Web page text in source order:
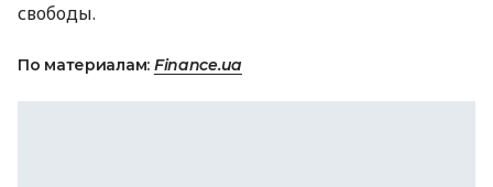
свободы.
По материалам: Finance.ua